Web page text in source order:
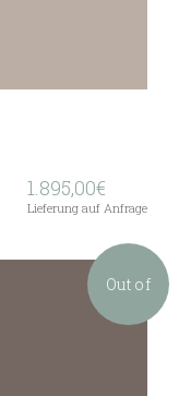
1.895,00€
Lieferung auf Anfrage
Out of